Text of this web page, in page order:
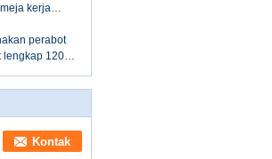
kerja
perabot
lengkap 120
Kontak